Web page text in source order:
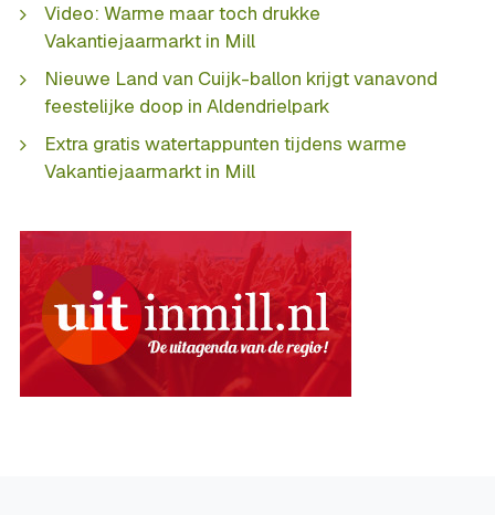
Video: Warme maar toch drukke
Vakantiejaarmarkt in Mill
Nieuwe Land van Cuijk-ballon krijgt vanavond
feestelijke doop in Aldendrielpark
Extra gratis watertappunten tijdens warme
Vakantiejaarmarkt in Mill